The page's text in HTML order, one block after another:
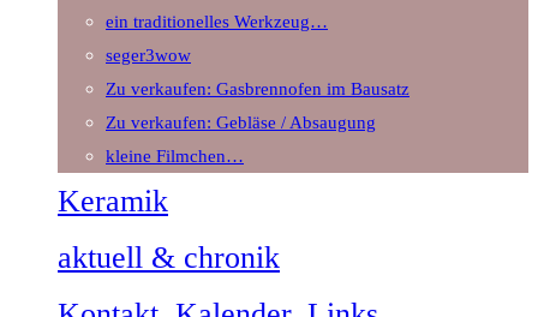
ein traditionelles Werkzeug…
seger3wow
Zu verkaufen: Gasbrennofen im Bausatz
Zu verkaufen: Gebläse / Absaugung
kleine Filmchen…
Keramik
aktuell & chronik